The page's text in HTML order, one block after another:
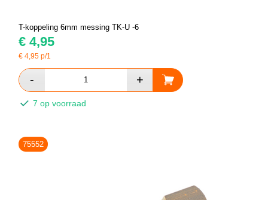
T-koppeling 6mm messing TK-U -6
€ 4,95
€4,95 p/1
7 op voorraad
75552